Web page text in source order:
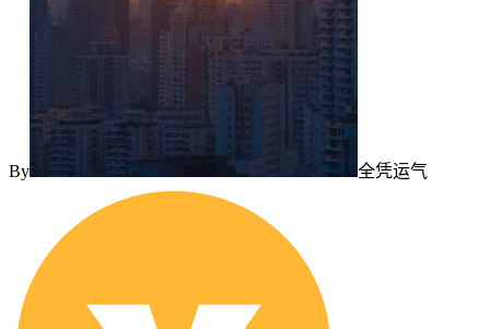
By 全凭运气